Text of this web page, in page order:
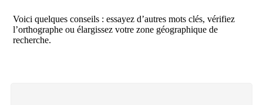
Voici quelques conseils : essayez d’autres mots clés, vérifiez
l’orthographe ou élargissez votre zone géographique de
recherche.